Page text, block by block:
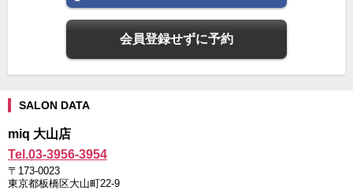
docomo
SoftBank
会員登録せずに予約
SALON DATA
miq 大山店
Tel.03-3956-3954
〒173-0023
東京都板橋区大山町22-9